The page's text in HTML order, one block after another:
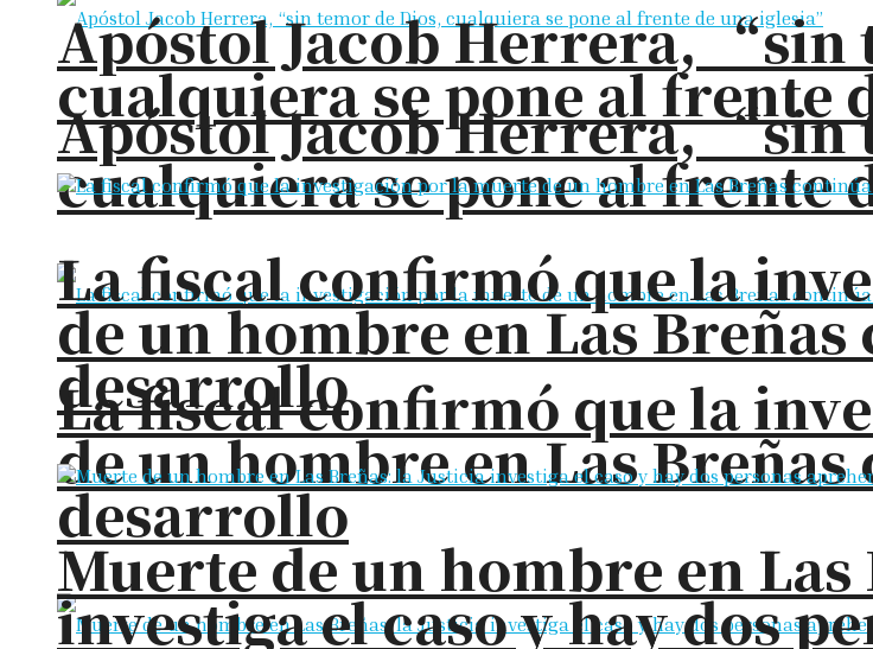
Apóstol Jacob Herrera, “sin
cualquiera se pone al frente
La fiscal confirmó que la
de un hombre en Las
desarrollo
Apóstol Jacob Herrera, “sin
cualquiera se pone al frente
La fiscal confirmó que la
de un hombre en Las
desarrollo
Muerte de un hombre en
investiga el caso y hay dos